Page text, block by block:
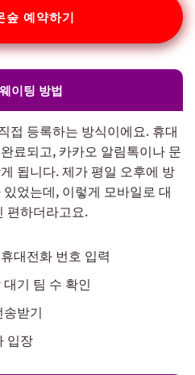
숲 예약하기
이팅 방법
접 등록하는 방식이에요. 휴대
료되고, 카카오 알림톡이나 문
됩니다. 제가 평일 오후에 방
었는데, 이렇게 모바일로 대
편하더라고요.
대전화 번호 입력
기 팀 수 확인
받기
입장